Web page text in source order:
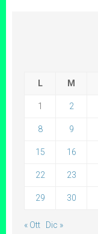
L M
1 2
8 9
15 16
22 23
29 30
« Ott Dic »